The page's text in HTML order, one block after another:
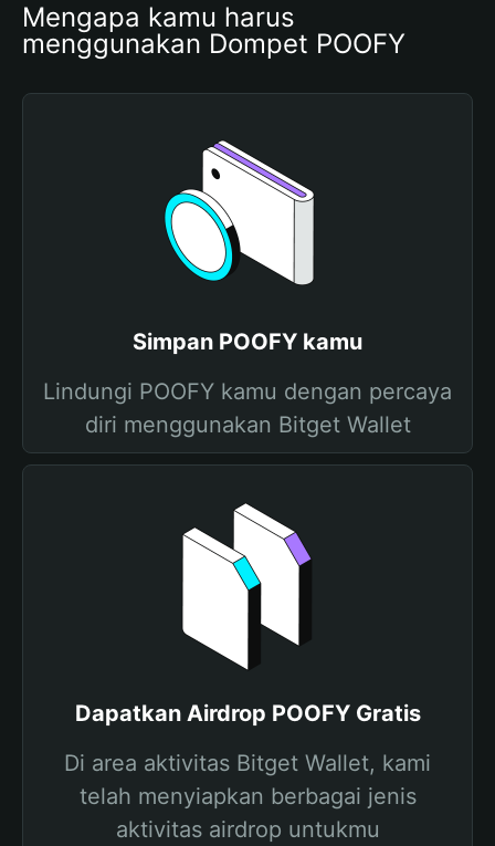
Mengapa kamu harus
menggunakan Dompet POOFY
Simpan POOFY kamu
Lindungi POOFY kamu dengan percaya
diri menggunakan Bitget Wallet
Dapatkan Airdrop POOFY Gratis
Di area aktivitas Bitget Wallet, kami
telah menyiapkan berbagai jenis
aktivitas airdrop untukmu